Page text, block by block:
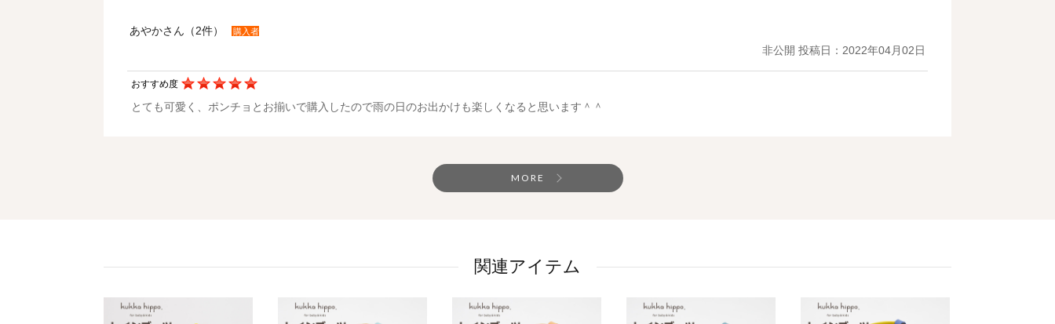
あやかさん（2件） 購入者
非公開 投稿日：2022年04月02日
おすすめ度
とても可愛く、ポンチョとお揃いで購入したので雨の日のお出かけも楽しくなると思います＾＾
MORE
関連アイテム